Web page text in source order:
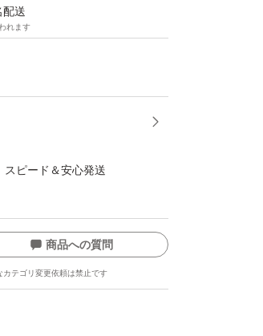
配送
れます
スピード＆安心発送
商品への質問
テゴリ変更依頼は禁止です